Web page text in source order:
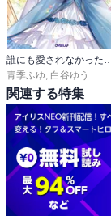
青季ふゆ 白谷ゆう
関連する特集